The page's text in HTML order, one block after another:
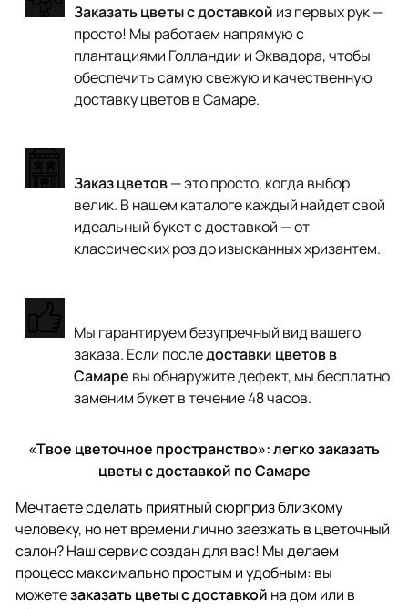
Заказать цветы с доставкой из первых рук —
просто! Мы работаем напрямую с
плантациями Голландии и Эквадора, чтобы
обеспечить самую свежую и качественную
доставку цветов в Самаре.
Заказ цветов — это просто, когда выбор
велик. В нашем каталоге каждый найдет свой
идеальный букет с доставкой — от
классических роз до изысканных хризантем.
Мы гарантируем безупречный вид вашего
заказа. Если последоставки цветов в
Самаре вы обнаружите дефект, мы бесплатно
заменим букет в течение 48 часов.
«Твое цветочное пространство»: легко заказать
цветы с доставкой по Самаре
Мечтаете сделать приятный сюрприз близкому
человеку, но нет времени лично заезжать в цветочный
салон? Наш сервис создан для вас! Мы делаем
процесс максимально простым и удобным: вы
можетезаказать цветы с доставкой на дом или в